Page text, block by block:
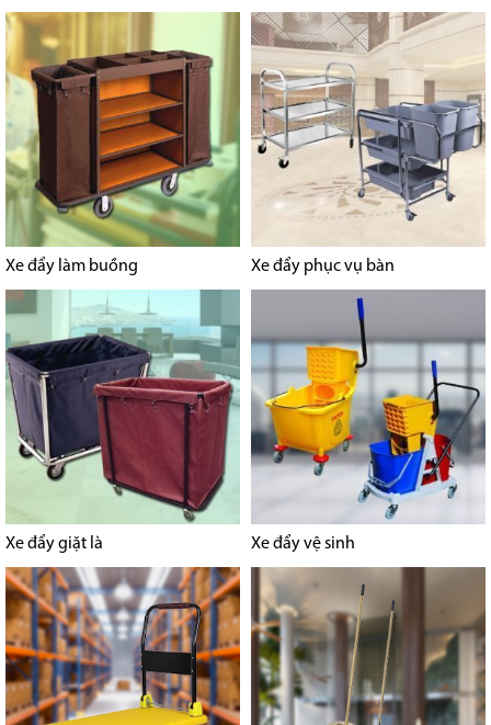
Xe đẩy làm buồng Xe đẩy phục vụ bàn
Xe đẩy giặt là Xe đẩy vệ sinh